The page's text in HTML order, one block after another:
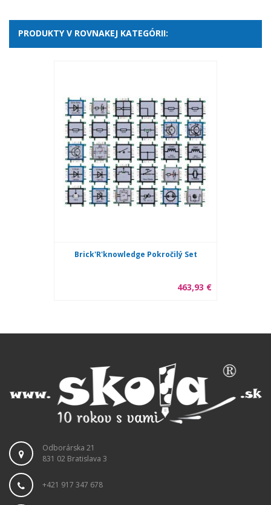
PRODUKTY V ROVNAKEJ KATEGÓRII:
Brick'R'knowledge Pokročilý Set
463,93 €
Odborárska 21
831 02 Bratislava 3
+421 917 347 678